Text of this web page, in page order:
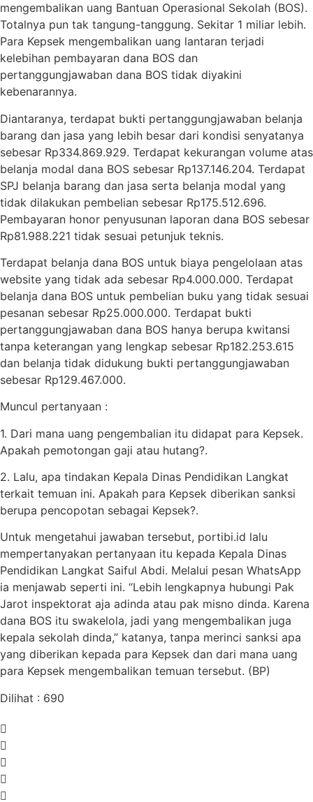
mengembalikan uang Bantuan Operasional Sekolah (BOS).
Totalnya pun tak tangung-tanggung. Sekitar 1 miliar lebih.
Para Kepsek mengembalikan uang lantaran terjadi
kelebihan pembayaran dana BOS dan
pertanggungjawaban dana BOS tidak diyakini
kebenarannya.
Diantaranya, terdapat bukti pertanggungjawaban belanja
barang dan jasa yang lebih besar dari kondisi senyatanya
sebesar Rp334.869.929. Terdapat kekurangan volume atas
belanja modal dana BOS sebesar Rp137.146.204. Terdapat
SPJ belanja barang dan jasa serta belanja modal yang
tidak dilakukan pembelian sebesar Rp175.512.696.
Pembayaran honor penyusunan laporan dana BOS sebesar
Rp81.988.221 tidak sesuai petunjuk teknis.
Terdapat belanja dana BOS untuk biaya pengelolaan atas
website yang tidak ada sebesar Rp4.000.000. Terdapat
belanja dana BOS untuk pembelian buku yang tidak sesuai
pesanan sebesar Rp25.000.000. Terdapat bukti
pertanggungjawaban dana BOS hanya berupa kwitansi
tanpa keterangan yang lengkap sebesar Rp182.253.615
dan belanja tidak didukung bukti pertanggungjawaban
sebesar Rp129.467.000.
Muncul pertanyaan :
1. Dari mana uang pengembalian itu didapat para Kepsek.
Apakah pemotongan gaji atau hutang?.
2. Lalu, apa tindakan Kepala Dinas Pendidikan Langkat
terkait temuan ini. Apakah para Kepsek diberikan sanksi
berupa pencopotan sebagai Kepsek?.
Untuk mengetahui jawaban tersebut, portibi.id lalu
mempertanyakan pertanyaan itu kepada Kepala Dinas
Pendidikan Langkat Saiful Abdi. Melalui pesan WhatsApp
ia menjawab seperti ini. “Lebih lengkapnya hubungi Pak
Jarot inspektorat aja adinda atau pak misno dinda. Karena
dana BOS itu swakelola, jadi yang mengembalikan juga
kepala sekolah dinda,” katanya, tanpa merinci sanksi apa
yang diberikan kepada para Kepsek dan dari mana uang
para Kepsek mengembalikan temuan tersebut. (BP)
Dilihat : 690